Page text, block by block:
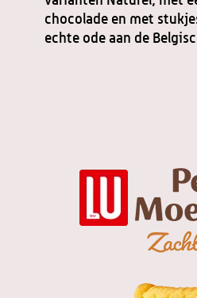
chocolade en met
echte ode aan de